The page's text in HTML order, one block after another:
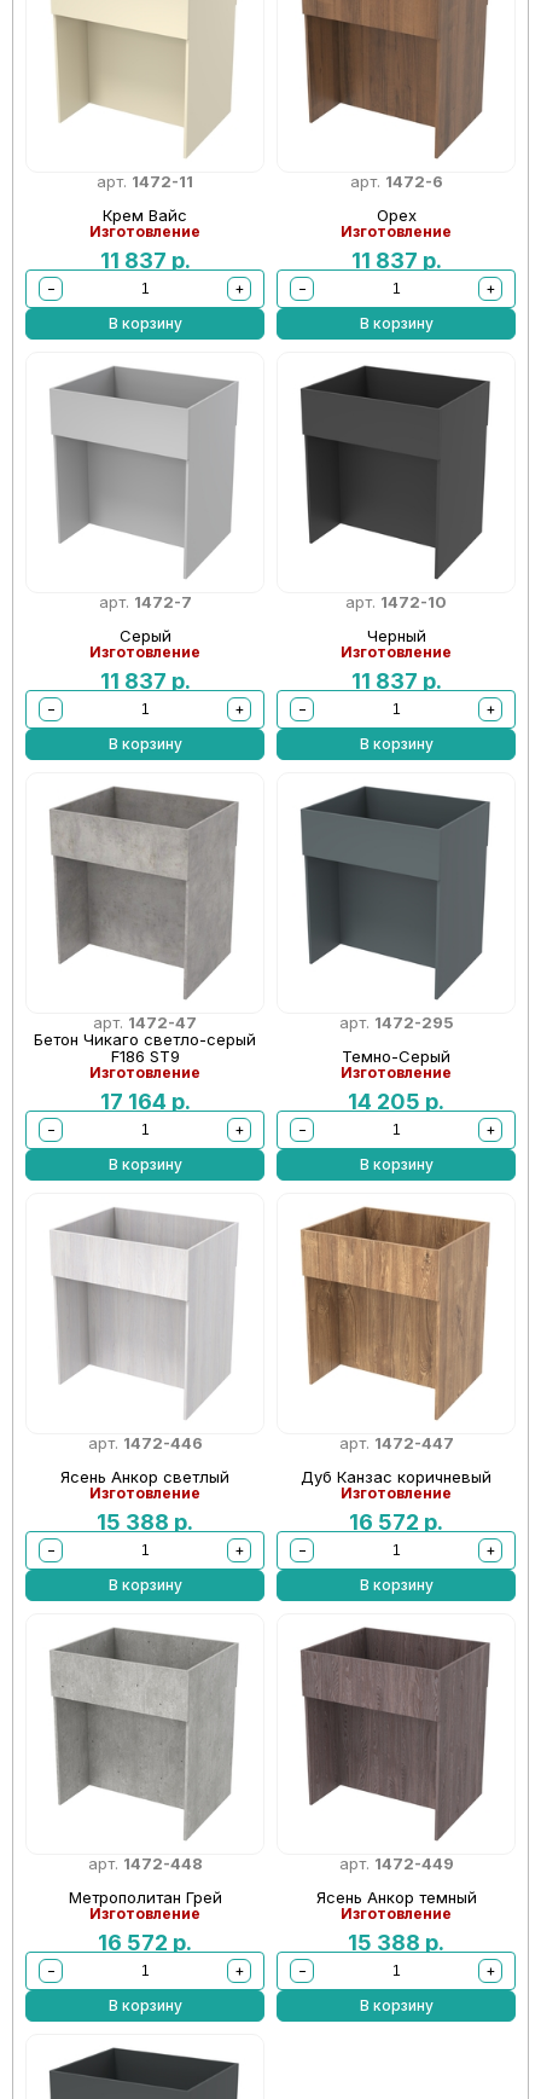
арт. 1472-11
Крем Вайс
Изготовление
11 837 р.
−
+
В корзину
арт. 1472-6
Орех
Изготовление
11 837 р.
−
+
В корзину
арт. 1472-7
Серый
Изготовление
11 837 р.
−
+
В корзину
арт. 1472-10
Черный
Изготовление
11 837 р.
−
+
В корзину
арт. 1472-47
Бетон Чикаго светло-серый
F186 ST9
Изготовление
17 164 р.
−
+
В корзину
арт. 1472-295
Темно-Серый
Изготовление
14 205 р.
−
+
В корзину
арт. 1472-446
Ясень Анкор светлый
Изготовление
15 388 р.
−
+
В корзину
арт. 1472-447
Дуб Канзас коричневый
Изготовление
16 572 р.
−
+
В корзину
арт. 1472-448
Метрополитан Грей
Изготовление
16 572 р.
−
+
В корзину
арт. 1472-449
Ясень Анкор темный
Изготовление
15 388 р.
−
+
В корзину